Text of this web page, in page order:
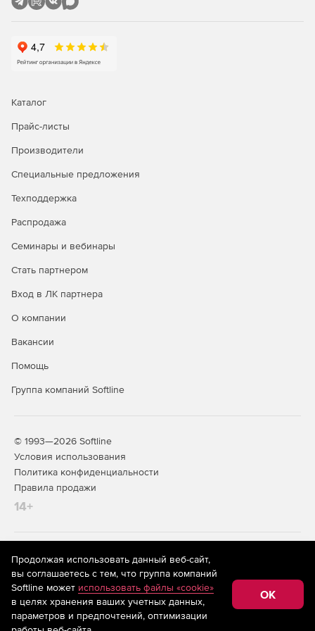
Каталог
Прайс-листы
Производители
Специальные предложения
Техподдержка
Распродажа
Семинары и вебинары
Стать партнером
Вход в ЛК партнера
О компании
Вакансии
Помощь
Группа компаний Softline
© 1993—2026 Softline
Условия использования
Политика конфиденциальности
Правила продажи
14+
На информационном ресурсе store.softline.ru применяются
рекомендательные технологии
(информационные технологии
предоставления информации на основе сбора,
систематизации и анализа сведений, относящихся к
предпочтениям пользователей сети «Интернет»,
находящихся на территории Российской Федерации)
Продолжая использовать данный веб-сайт,
вы соглашаетесь с тем, что группа компаний
Softline может использовать файлы «cookie»
в целях хранения ваших учетных данных,
параметров и предпочтений, оптимизации
OK